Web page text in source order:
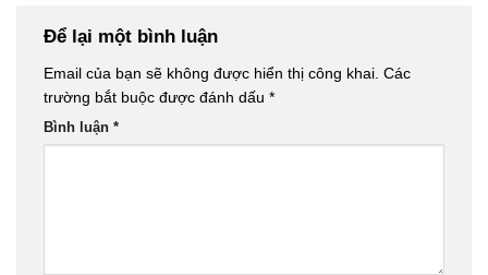
Để lại một bình luận
Email của bạn sẽ không được hiển thị công khai. Các
trường bắt buộc được đánh dấu *
Bình luận *